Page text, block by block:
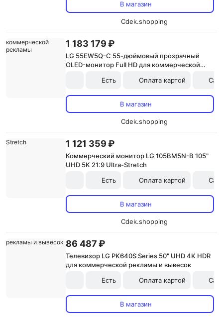
В магазин
Cdek.shopping
1 183 179 ₽
LG 55EW5Q-C 55-дюймовый прозрачный
OLED-монитор Full HD для коммерческой
Есть
Оплата картой
В магазин
Cdek.shopping
1 121 359 ₽
Коммерческий монитор LG 105BM5N-B 105"
UHD 5K 21:9 Ultra-Stretch
Есть
Оплата картой
В магазин
Cdek.shopping
86 487 ₽
Телевизор LG PK640S Series 50" UHD 4K HDR
для коммерческой рекламы и вывесок
Есть
Оплата картой
В магазин